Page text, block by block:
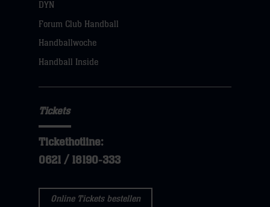
DYN
Forum Club Handball
Handballwoche
Handball Inside
Tickets
Tickethotline:
0621 / 18190-333
Online Tickets bestellen